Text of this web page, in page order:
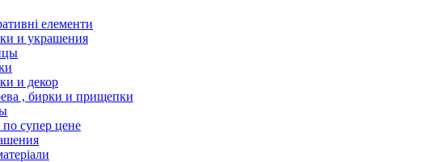
елементи
и украшения
и декор
, бирки и прищепки
супер цене